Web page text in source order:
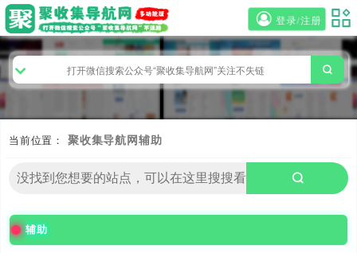
登录/注册
当前位置： 聚收集导航网 辅助
辅助